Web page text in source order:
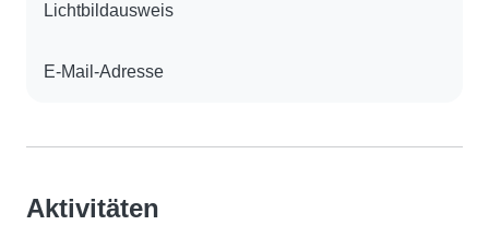
Lichtbildausweis
E-Mail-Adresse
Aktivitäten